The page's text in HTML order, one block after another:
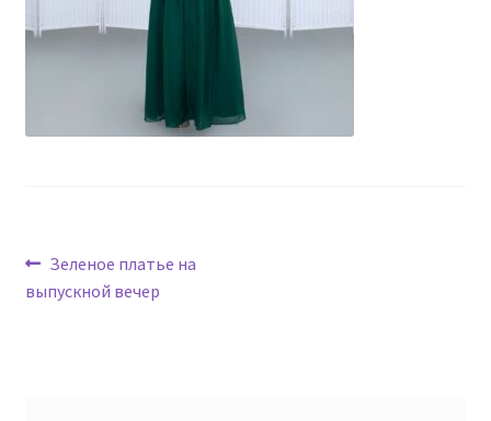
Навигация
по
Предыдущая
запись:
Зеленое платье на
выпускной вечер